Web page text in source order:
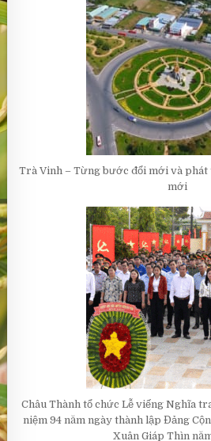
Trà Vinh – Từng bước đổi mới và
mới
Châu Thành tổ chức Lễ viếng Nghĩa
niệm 94 năm ngày thành lập Đảng
Xuân Giáp Thìn